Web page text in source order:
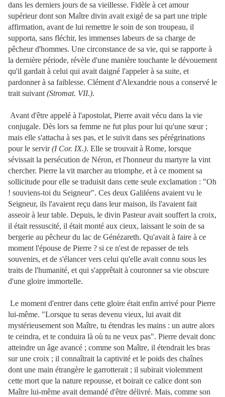
dans les derniers jours de sa vieillesse. Fidèle à cet amour
supérieur dont son Maître divin avait exigé de sa part une triple
affirmation, avant de lui remettre le soin de son troupeau, il
supporta, sans fléchir, les immenses labeurs de sa charge de
pêcheur d'hommes. Une circonstance de sa vie, qui se rapporte à
la dernière période, révèle d'une manière touchante le dévouement
qu'il gardait à celui qui avait daigné l'appeler à sa suite, et
pardonner à sa faiblesse. Clément d'Alexandrie nous a conservé le
trait suivant (Stromat. VII.).
Avant d'être appelé à l'apostolat, Pierre avait vécu dans la vie
conjugale. Dès lors sa femme ne fut plus pour lui qu'une sœur ;
mais elle s'attacha à ses pas, et le suivit dans ses pérégrinations
pour le servir(I Cor. IX.). Elle se trouvait à Rome, lorsque
sévissait la persécution de Néron, et l'honneur du martyre la vint
chercher. Pierre la vit marcher au triomphe, et à ce moment sa
sollicitude pour elle se traduisit dans cette seule exclamation : "Oh
! souviens-toi du Seigneur". Ces deux Galiléens avaient vu le
Seigneur, ils l'avaient reçu dans leur maison, ils l'avaient fait
asseoir à leur table. Depuis, le divin Pasteur avait souffert la croix,
il était ressuscité, il était monté aux cieux, laissant le soin de sa
bergerie au pêcheur du lac de Génézareth. Qu'avait à faire à ce
moment l'épouse de Pierre ? si ce n'est de repasser de tels
souvenirs, et de s'élancer vers celui qu'elle avait connu sous les
traits de l'humanité, et qui s'apprêtait à couronner sa vie obscure
d'une gloire immortelle.
Le moment d'entrer dans cette gloire était enfin arrivé pour Pierre
lui-même. "Lorsque tu seras devenu vieux, lui avait dit
mystérieusement son Maître, tu étendras les mains : un autre alors
te ceindra, et te conduira là où tu ne veux pas". Pierre devait donc
atteindre un âge avancé ; comme son Maître, il étendrait les bras
sur une croix ; il connaîtrait la captivité et le poids des chaînes
dont une main étrangère le garrotterait ; il subirait violemment
cette mort que la nature repousse, et boirait ce calice dont son
Maître lui-même avait demandé d'être délivré. Mais, comme son